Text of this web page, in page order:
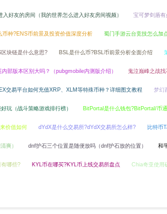
入好友的房间（我的世界怎么进入好友房间视频） 宝可梦剑盾
币种?ENS币前景及投资价值深度分析 蜀门手游云台竞技怎么加
块链是什么意思? BSL是什么币?BSL币前景分析全面介绍
内部版本区别大吗？（pubgmobile内测版介绍） 鬼泣巅峰之战
交易平台如何充值XRP、XLM等特殊币种？详细图文教程 梦幻
玩（战斗策略游戏排行榜） BitPortal是什么钱包?BitPortal/币
价值如何 dYdX是什么交易所?dYdX交易所怎么样? 比特币
爽） dnf护石三个位置是随便放吗（dnf护石放的位置） 和
有哪些? KYL币在哪买?KYL币上线交易所盘点 Chia奇亚使用